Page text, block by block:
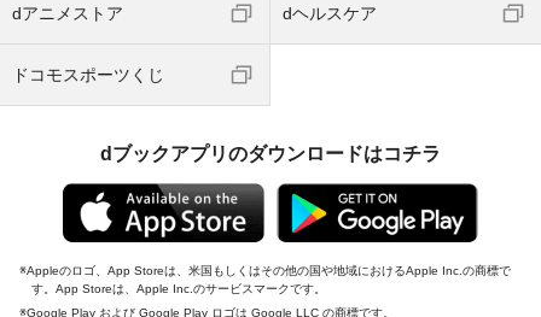
dアニメストア dヘルスケア
ドコモスポーツくじ
dブックアプリのダウンロードはコチラ
Appleのロゴ、App Storeは、米国もしくはその他の国や地域におけるApple Inc.の商標で
す。App Storeは、Apple Inc.のサービスマークです。
Google Play および Google Play ロゴは Google LLC の商標です。